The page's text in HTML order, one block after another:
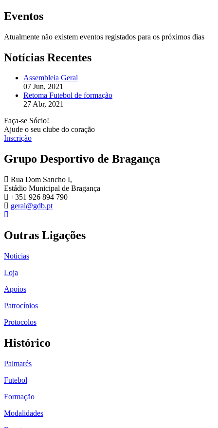
Eventos
Atualmente não existem eventos registados para os próximos dias
Notícias Recentes
Assembleia Geral
07 Jun, 2021
Retoma Futebol de formação
27 Abr, 2021
Faça-se Sócio!
Ajude o seu clube do coração
Inscrição
Grupo Desportivo de Bragança
Rua Dom Sancho I,
Estádio Municipal de Bragança
+351 926 894 790
geral@gdb.pt
Outras Ligações
Notícias
Loja
Apoios
Patrocínios
Protocolos
Histórico
Palmarés
Futebol
Formação
Modalidades